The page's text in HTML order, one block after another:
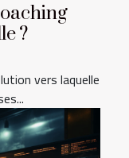
?
vers laquelle